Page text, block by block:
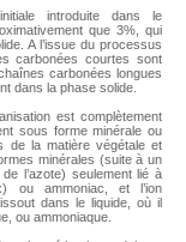
introduite dans le
que 3%, qui
A l’issue du processus
carbonées courtes sont
carbonées longues
dans la phase solide.
est complètement
sous forme minérale ou
de la matière végétale et
minérales (suite à un
l’azote) seulement lié à
ou ammoniac, et l’ion
dans le liquide, où il
ou ammoniaque.